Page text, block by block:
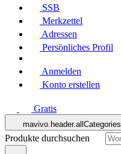
SSB
Merkzettel
Adressen
Persönliches Profil
Anmelden
Konto erstellen
Gratis
mavivo.header.allCategories
Produkte durchsuchen